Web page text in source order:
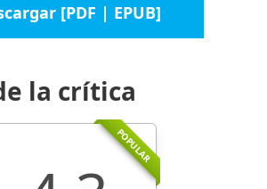
[PDF | EPUB]
la crítica
POPULAR